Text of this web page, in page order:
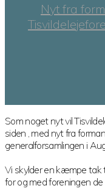
Nyt fra
Som noget nyt vil
siden , med nyt fra
generalforsamlingen i
Vi skylder en kæmpe tak
for og med foreningen de